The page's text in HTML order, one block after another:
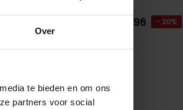
Over
te bieden en om ons
partners voor social
€ 95,96 - 20%